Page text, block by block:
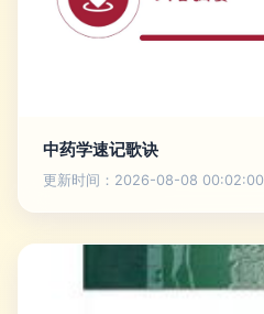
中药学速记歌诀
更新时间：2026-08-08 00:02:00